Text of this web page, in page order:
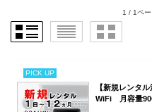
1 / 1ペー
PICK UP
【新規レンタ
WiFi 月容量